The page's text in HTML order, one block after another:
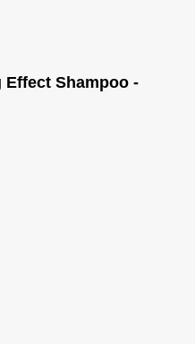
Shampoo -